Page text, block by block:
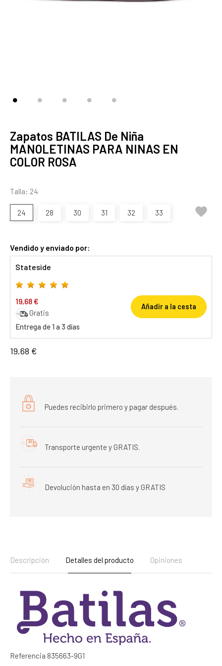
Zapatos BATILAS De Niña
MANOLETINAS PARA NINAS EN
COLOR ROSA
Talla: 24
24 28 30 31 32 33 
Vendido y enviado por:
Stateside
19,68 €
Gratis
Entrega de 1 a 3 días
Añadir a la cesta
19,68 €
Puedes recibirlo primero y pagar después.
Transporte urgente y GRATIS.
Devolución hasta en 30 días y GRATIS
Descripción Detalles del producto Opiniones
Referencia 835663-9G1